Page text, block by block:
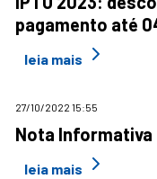
pagamento até
leia mais
27/10/2022 15:55
Nota Informativa
leia mais